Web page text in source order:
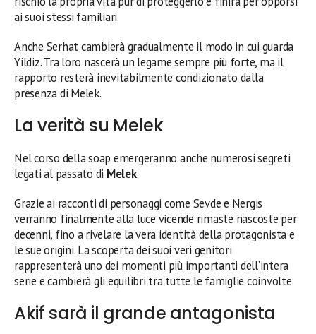
ai suoi stessi familiari.
Anche Serhat cambierà gradualmente il modo in cui guarda
Yildiz. Tra loro nascerà un legame sempre più forte, ma il
rapporto resterà inevitabilmente condizionato dalla
presenza di Melek.
La verità su Melek
Nel corso della soap emergeranno anche numerosi segreti
legati al passato di Melek.
Grazie ai racconti di personaggi come Sevde e Nergis
verranno finalmente alla luce vicende rimaste nascoste per
decenni, fino a rivelare la vera identità della protagonista e
le sue origini. La scoperta dei suoi veri genitori
rappresenterà uno dei momenti più importanti dell’intera
serie e cambierà gli equilibri tra tutte le famiglie coinvolte.
Akif sarà il grande antagonista